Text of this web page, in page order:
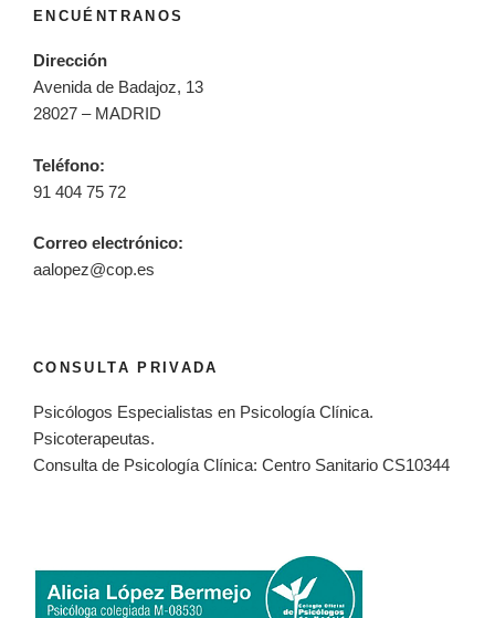
ENCUÉNTRANOS
Dirección
Avenida de Badajoz, 13
28027 – MADRID
Teléfono:
91 404 75 72
Correo electrónico:
aalopez@cop.es
CONSULTA PRIVADA
Psicólogos Especialistas en Psicología Clínica.
Psicoterapeutas.
Consulta de Psicología Clínica: Centro Sanitario CS10344